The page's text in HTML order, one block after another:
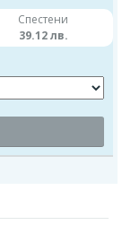
Спестени
39.12 лв.